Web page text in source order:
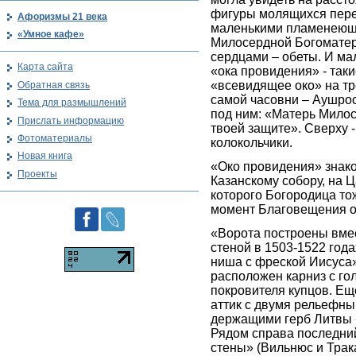
фигуры молящихся
маленькими
Милосердной
сердцами – обеты. И
«ока провидения» -
«всевидящее око» на
самой часовни –
под ним: «Матерь
твоей защите». Сверху
колокольчики.
«Око провидения»
Казанскому собору, на
которого Богородица
момент Благовещения
«Ворота построены
стеной в 1503-1522
ниша с фреской
расположен карниз с
покровителя купцов.
аттик с двумя
держащими герб Литвы
Рядом справа
стены» (Вильнюс и
Афоризмы 21 века
«Умное кафе»
Карта сайта
Обратная связь
Тема для размышлений
Прислать информацию
Фотоматериалы
Новая книга
Проекты